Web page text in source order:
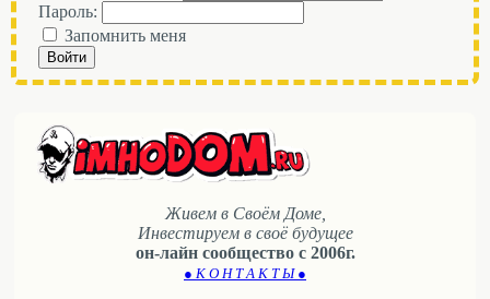
Пароль:
Запомнить меня
Войти
Живем в Своём Доме,
Инвестируем в своё будущее
он-лайн сообщество с 2006г.
● К О Н Т А К Т Ы ●